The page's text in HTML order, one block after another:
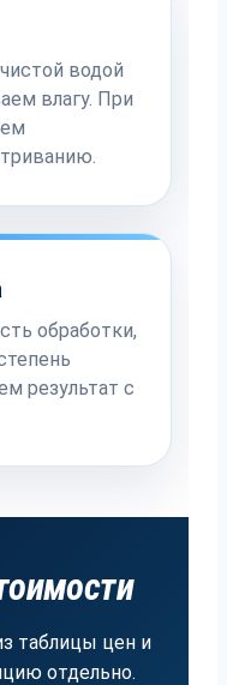
водой
влагу. При
обработки,
результат с
таблицы цен и
отдельно.